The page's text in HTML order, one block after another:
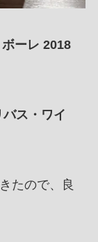
ーレ 2018
ス・ワイ
たので、良